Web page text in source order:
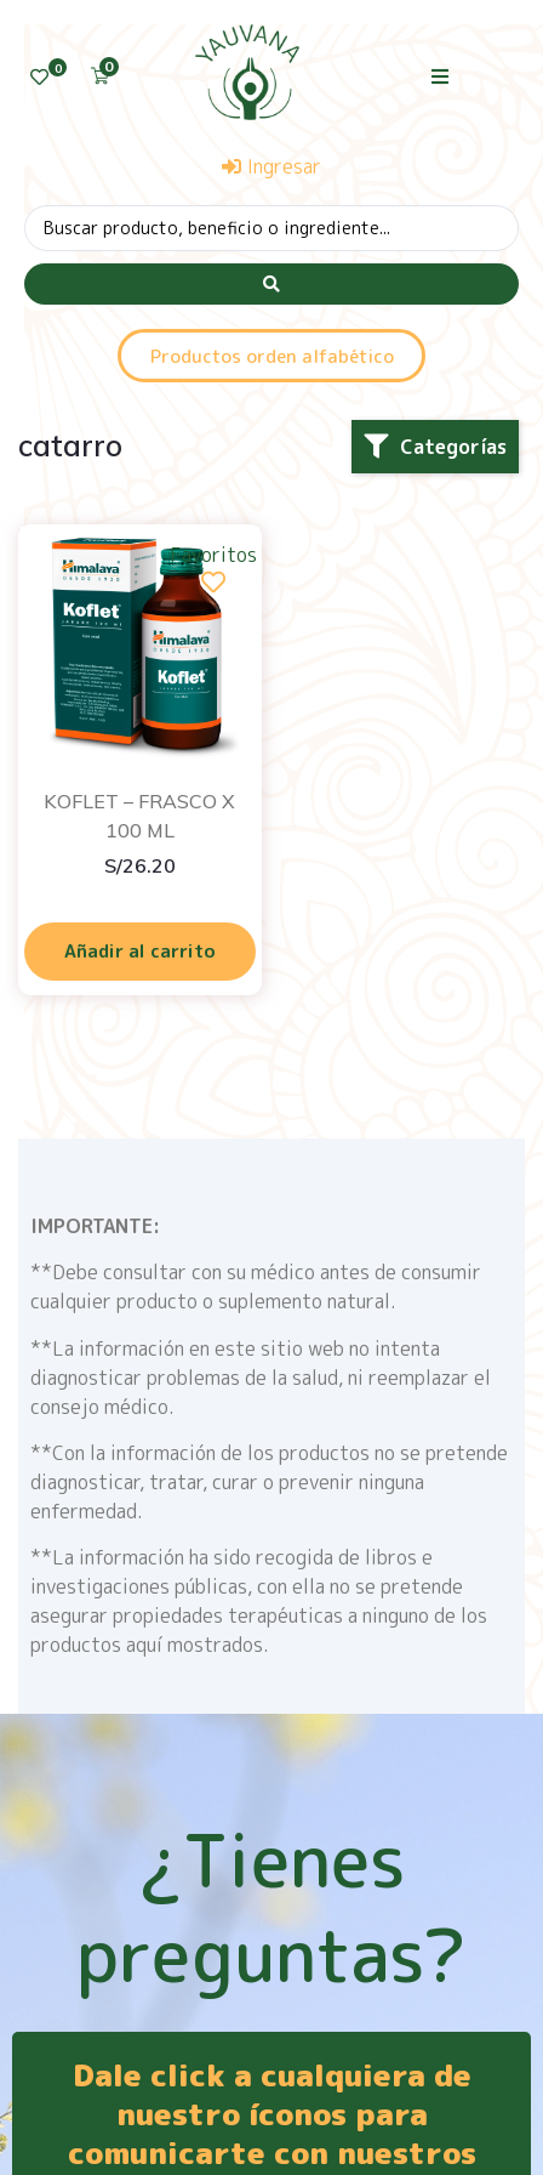
0 0
Ingresar
Productos orden alfabético
Categorías
catarro
KOFLET – FRASCO X
100 ML
S/26.20
Añadir al carrito
Favoritos
IMPORTANTE:
**Debe consultar con su médico antes de consumir
cualquier producto o suplemento natural.
**La información en este sitio web no intenta
diagnosticar problemas de la salud, ni reemplazar el
consejo médico.
**Con la información de los productos no se pretende
diagnosticar, tratar, curar o prevenir ninguna
enfermedad.
**La información ha sido recogida de libros e
investigaciones públicas, con ella no se pretende
asegurar propiedades terapéuticas a ninguno de los
productos aquí mostrados.
¿Tienes
preguntas?
Dale click a cualquiera de
nuestro íconos para
comunicarte con nuestros